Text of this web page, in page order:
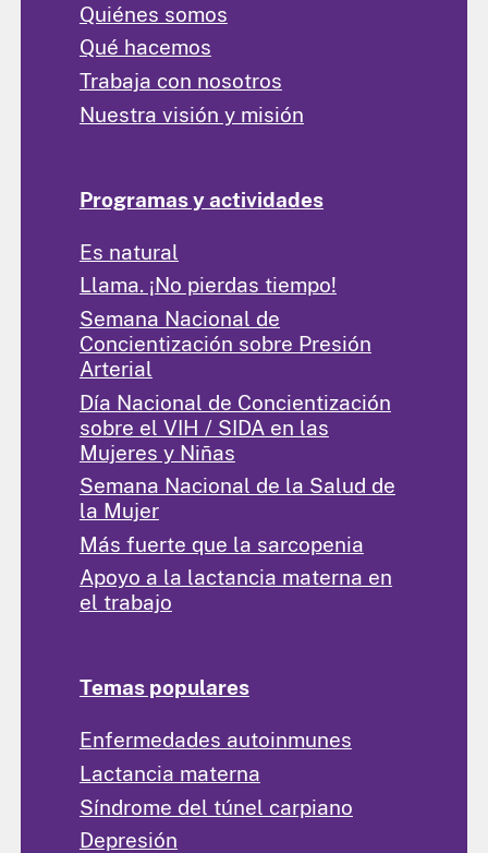
Quiénes somos
Qué hacemos
Trabaja con nosotros
Nuestra visión y misión
Programas y actividades
Es natural
Llama. ¡No pierdas tiempo!
Semana Nacional de
Concientización sobre Presión
Arterial
Día Nacional de Concientización
sobre el VIH / SIDA en las
Mujeres y Niñas
Semana Nacional de la Salud de
la Mujer
Más fuerte que la sarcopenia
Apoyo a la lactancia materna en
el trabajo
Temas populares
Enfermedades autoinmunes
Lactancia materna
Síndrome del túnel carpiano
Depresión